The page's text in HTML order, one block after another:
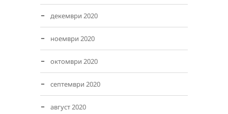
декември 2020
ноември 2020
октомври 2020
септември 2020
август 2020